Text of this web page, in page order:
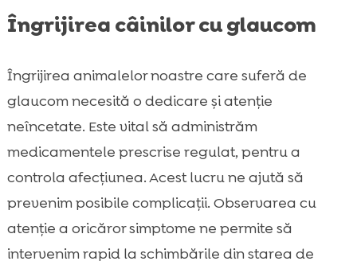
Îngrijirea câinilor cu glaucom
Îngrijirea animalelor noastre care suferă de
glaucom necesită o dedicare și atenție
neîncetate. Este vital să administrăm
medicamentele prescrise regulat, pentru a
controla afecțiunea. Acest lucru ne ajută să
prevenim posibile complicații. Observarea cu
atenție a oricăror simptome ne permite să
intervenim rapid la schimbările din starea de